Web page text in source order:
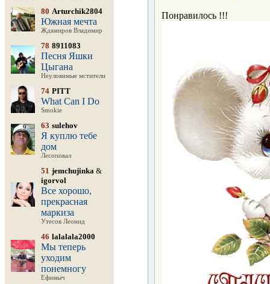
80 Arturchik2804
Южная мечта
Ждамиров Владимир
78 8911083
Песня Яшки
Цыгана
Неуловимые мстители
74 PITT
What Can I Do
Smokie
63 sulehov
Я куплю тебе
дом
Лесоповал
51 jemchujinka &
igorvol
Все хорошо,
прекрасная
маркиза
Утесов Леонид
46 lalalala2000
Мы теперь
уходим
понемногу
Ефимыч
Понравилось !!!